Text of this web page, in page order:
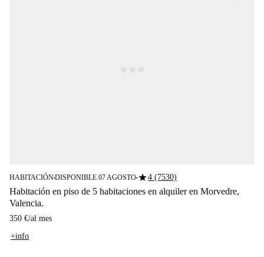
HABITACIÓN■DISPONIBLE 07 AGOSTO■star4 (7530)
Habitación en piso de 5 habitaciones en alquiler en Morvedre,
Valencia.
350 €/al mes
+info